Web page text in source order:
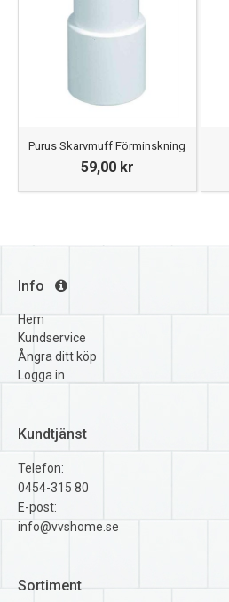
Purus Skarvmuff Förminskning
59,00 kr
Info
Hem
Kundservice
Ångra ditt köp
Logga in
Kundtjänst
Telefon:
0454-315 80
E-post:
info@vvshome.se
Sortiment